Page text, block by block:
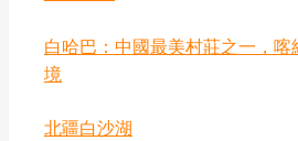
白哈巴：中國最美村莊之一，
境
北疆白沙湖